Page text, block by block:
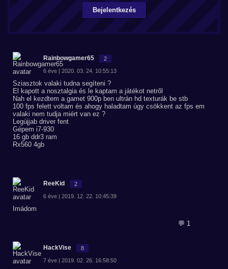
Bejelentkezés
Rainbowgamer65 2
6 éve | 2020. 03. 24. 10:55:13
Sziasztok valaki tudna segíteni ?
El kapott a nosztalgia és le kaptam a játékot netről
Nah el kezdtem a gamet 900p ben ultrán hd texturák be stb
100 fps felett voltam és ahogy haladtam úgy csökkent az fps em
valaki nem tudja miért van ez ?
Legújjab driver fent
Gépem i7-930
16 gb ddr3 ram
Rx560 4gb
ReeKid 2
6 éve | 2019. 12. 22. 10:45:39
Imádom
💬 1
HackVise 8
7 éve | 2019. 02. 26. 16:58:50